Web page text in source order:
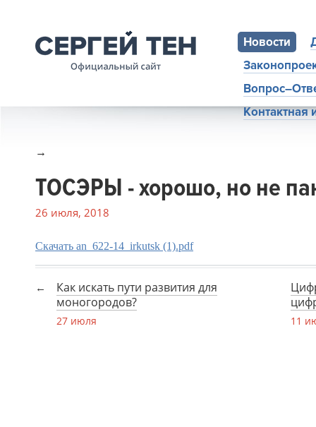
Новости
→
ТОСЭРЫ - хорошо, но не
26 июля, 2018
Скачать an_622-14_irkutsk (1).pdf
Как искать пути развития для
моногородов?
27 июля 11